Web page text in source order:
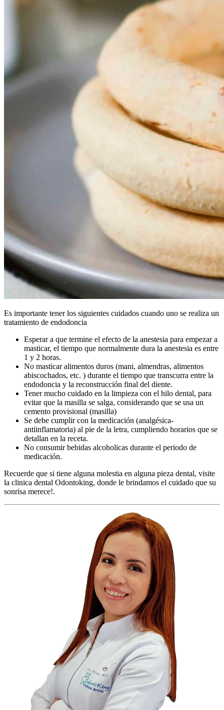
Es importante tener los siguientes cuidados cuando uno se realiza un
tratamiento de endodoncia
Esperar a que termine el efecto de la anestesia para empezar a
masticar, el tiempo que normalmente dura la anestesia es entre
1 y 2 horas.
No masticar alimentos duros (mani, almendras, alimentos
abiscochados, etc. ) durante el tiempo que transcurra entre la
endodoncia y la reconstrucción final del diente.
Tener mucho cuidado en la limpieza con el hilo dental, para
evitar que la masilla se salga, considerando que se usa un
cemento provisional (masilla)
Se debe cumplir con la medicación (analgésica-
antiinflamatoria) al pie de la letra, cumpliendo horarios que se
detallan en la receta.
No consumir bebidas alcoholicas durante el periodo de
medicación.
Recuerde que si tiene alguna molestia en alguna pieza dental, visite
la clinica dental Odontoking, donde le brindamos el cuidado que su
sonrisa merece!.